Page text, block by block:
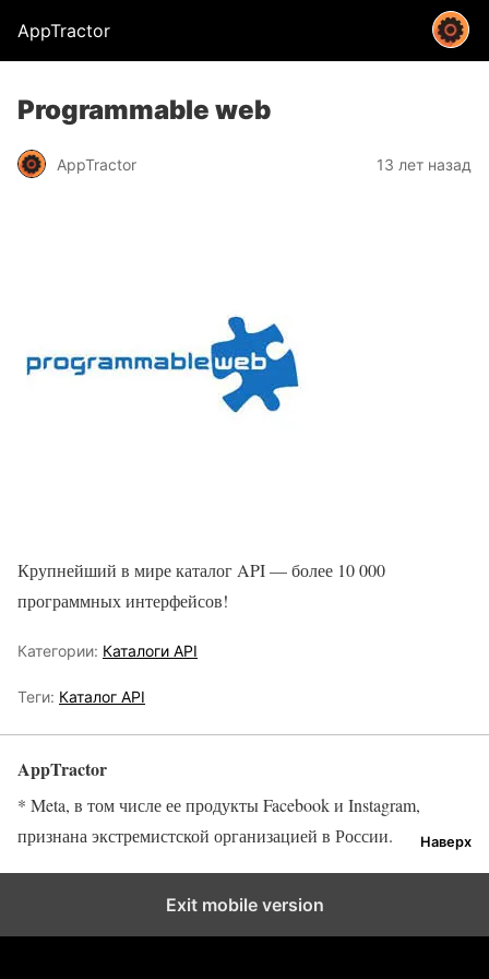
AppTractor
Programmable web
AppTractor 13 лет назад
Крупнейший в мире каталог API — более 10 000
программных интерфейсов!
Категории: Каталоги API
Теги: Каталог API
AppTractor
Наверх
* Meta, в том числе ее продукты Facebook и Instagram,
признана экстремистской организацией в России.
Exit mobile version